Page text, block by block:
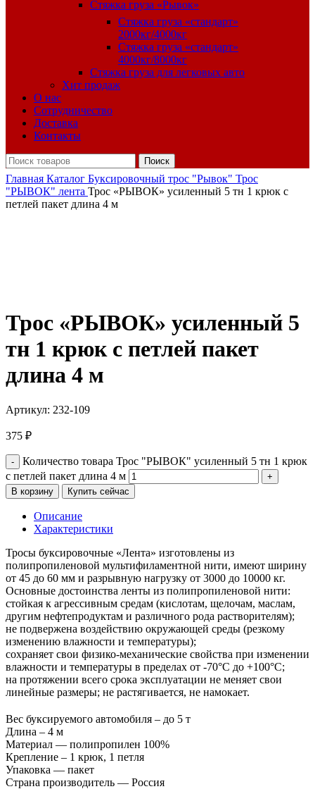
Стяжка груза «Рывок»
Стяжка груза «стандарт»
2000кг/4000кг
Стяжка груза «стандарт»
4000кг/8000кг
Стяжка груза для легковых авто
Хит продаж
О нас
Сотрудничество
Доставка
Контакты
Поиск
Главная Каталог Буксировочный трос "Рывок" Трос
"РЫВОК" лента Трос «РЫВОК» усиленный 5 тн 1 крюк с
петлей пакет длина 4 м
Трос «РЫВОК» усиленный 5
тн 1 крюк с петлей пакет
длина 4 м
Артикул: 232-109
375 ₽
Количество товара Трос "РЫВОК" усиленный 5 тн 1 крюк
с петлей пакет длина 4 м
В корзину Купить сейчас
Описание
Характеристики
Тросы буксировочные «Лента» изготовлены из
полипропиленовой мультифиламентной нити, имеют ширину
от 45 до 60 мм и разрывную нагрузку от 3000 до 10000 кг.
Основные достоинства ленты из полипропиленовой нити:
стойкая к агрессивным средам (кислотам, щелочам, маслам,
другим нефтепродуктам и различного рода растворителям);
не подвержена воздействию окружающей среды (резкому
изменению влажности и температуры);
сохраняет свои физико-механические свойства при изменении
влажности и температуры в пределах от -70°С до +100°С;
на протяжении всего срока эксплуатации не меняет свои
линейные размеры; не растягивается, не намокает.
Вес буксируемого автомобиля – до 5 т
Длина – 4 м
Материал — полипропилен 100%
Крепление – 1 крюк, 1 петля
Упаковка — пакет
Страна производитель — Россия